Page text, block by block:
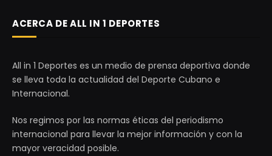
ACERCA DE ALL IN 1 DEPORTES
All in 1 Deportes es un medio de prensa deportiva donde
se lleva toda la actualidad del Deporte Cubano e
Internacional.
Nos regimos por las normas éticas del periodismo
internacional para llevar la mejor información y con la
mayor veracidad posible.